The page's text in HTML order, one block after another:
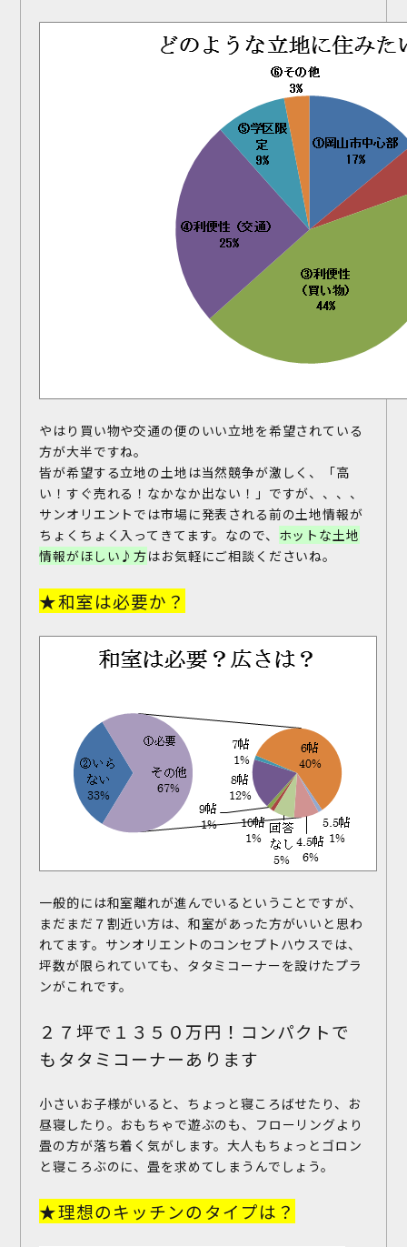
やはり買い物や交通の便のいい立地を希望されている
方が大半ですね。
皆が希望する立地の土地は当然競争が激しく、「高
い！すぐ売れる！なかなか出ない！」ですが、、、、
サンオリエントでは市場に発表される前の土地情報が
ちょくちょく入ってきてます。なので、 ホットな土地
情報がほしい♪方はお気軽にご相談くださいね。
★和室は必要か？
一般的には和室離れが進んでいるということですが、
まだまだ７割近い方は、和室があった方がいいと思わ
れてます。サンオリエントのコンセプトハウスでは、
坪数が限られていても、タタミコーナーを設けたプラ
ンがこれです。
２７坪で１３５０万円！コンパクトで
もタタミコーナーあります
小さいお子様がいると、ちょっと寝ころばせたり、お
昼寝したり。おもちゃで遊ぶのも、フローリングより
畳の方が落ち着く気がします。大人もちょっとゴロン
と寝ころぶのに、畳を求めてしまうんでしょう。
★理想のキッチンのタイプは？